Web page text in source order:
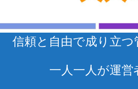
信頼と自由で成り立
一人一人が運